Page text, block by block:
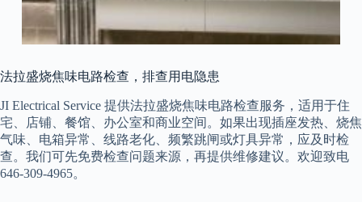
法拉盛烧焦味电路检查，排查用电隐患
JI Electrical Service 提供法拉盛烧焦味电路检查服务，适用于住
宅、店铺、餐馆、办公室和商业空间。如果出现插座发热、烧焦
气味、电箱异常、线路老化、频繁跳闸或灯具异常，应及时检
查。我们可先免费检查问题来源，再提供维修建议。欢迎致电
646-309-4965。